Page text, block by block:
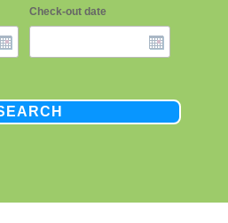
Check-out date